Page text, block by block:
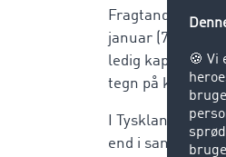
Fragtandelen
januar (79 %)
ledig kapacitet
tegn på
I Tyskland var
end i samme